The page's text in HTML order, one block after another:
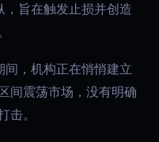
旨在触发止损并创造
间，机构正在悄悄建立
间震荡市场，没有明确
。